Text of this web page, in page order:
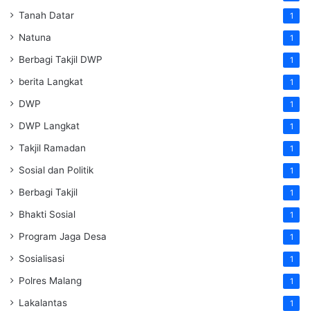
Tanah Datar 1
Natuna 1
Berbagi Takjil DWP 1
berita Langkat 1
DWP 1
DWP Langkat 1
Takjil Ramadan 1
Sosial dan Politik 1
Berbagi Takjil 1
Bhakti Sosial 1
Program Jaga Desa 1
Sosialisasi 1
Polres Malang 1
Lakalantas 1